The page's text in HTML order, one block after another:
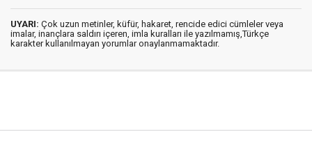
UYARI: Çok uzun metinler, küfür, hakaret, rencide edici cümleler veya
imalar, inançlara saldırı içeren, imla kuralları ile yazılmamış,Türkçe
karakter kullanılmayan yorumlar onaylanmamaktadır.